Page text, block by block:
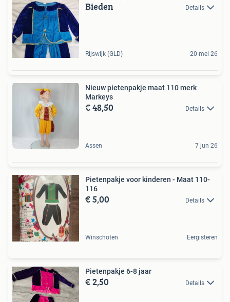
Bieden Details
Rijswijk (GLD) 20 mei 26
Nieuw pietenpakje maat 110 merk
Markeys
€ 48,50 Details
Assen 7 jun 26
Pietenpakje voor kinderen - Maat 110-
116
€ 5,00 Details
Winschoten Eergisteren
Pietenpakje 6-8 jaar
€ 2,50 Details